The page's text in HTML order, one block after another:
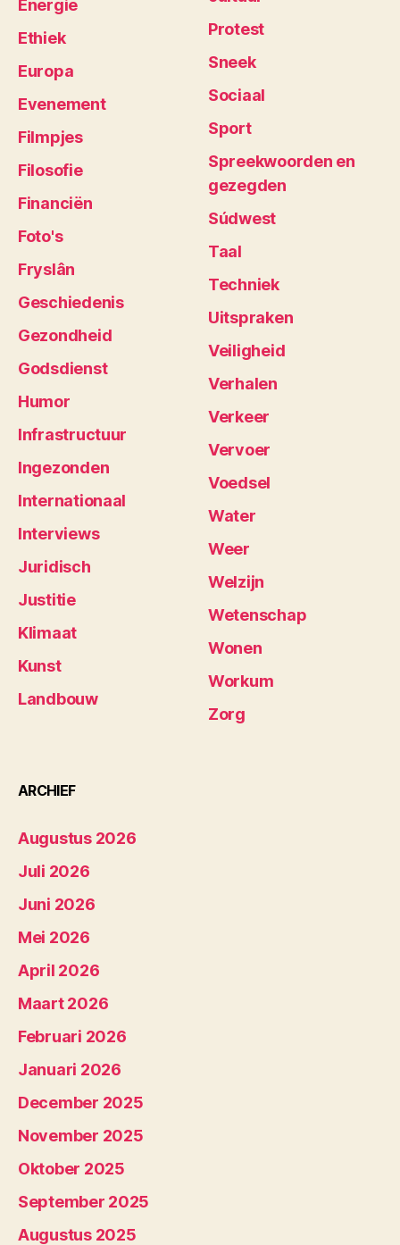
Energie
Ethiek
Europa
Evenement
Filmpjes
Filosofie
Financiën
Foto's
Fryslân
Geschiedenis
Gezondheid
Godsdienst
Humor
Infrastructuur
Ingezonden
Internationaal
Interviews
Juridisch
Justitie
Klimaat
Kunst
Landbouw
Protest
Sneek
Sociaal
Sport
Spreekwoorden en
gezegden
Súdwest
Taal
Techniek
Uitspraken
Veiligheid
Verhalen
Verkeer
Vervoer
Voedsel
Water
Weer
Welzijn
Wetenschap
Wonen
Workum
Zorg
ARCHIEF
Augustus 2026
Juli 2026
Juni 2026
Mei 2026
April 2026
Maart 2026
Februari 2026
Januari 2026
December 2025
November 2025
Oktober 2025
September 2025
Augustus 2025